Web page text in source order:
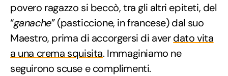
povero ragazzo si beccò, tra gli altri epiteti, del
“ganache” (pasticcione, in francese) dal suo
Maestro, prima di accorgersi di averdato vita
a una crema squisita. Immaginiamo ne
seguirono scuse e complimenti.